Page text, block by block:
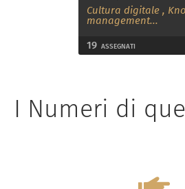
Cultura digitale ,
management...
19 ASSEGNATI
I Numeri di